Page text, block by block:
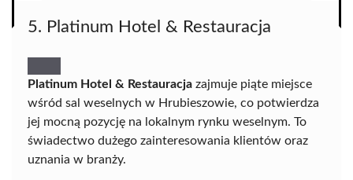
5. Platinum Hotel & Restauracja
Platinum Hotel & Restauracja zajmuje piąte miejsce
wśród sal weselnych w Hrubieszowie, co potwierdza
jej mocną pozycję na lokalnym rynku weselnym. To
świadectwo dużego zainteresowania klientów oraz
uznania w branży.